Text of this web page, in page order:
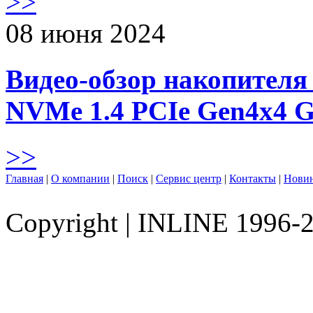
08 июня 2024
Видео-обзор
NVMe 1.4 PCIe Gen4х4
>>
Главная | О компании | Поиск | Сервис центр | Контакты |
Copyright | INLINE 1996-